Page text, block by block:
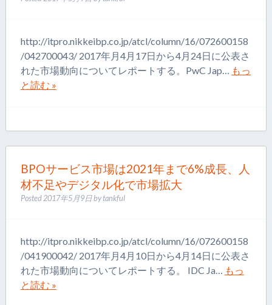
http://itpro.nikkeibp.co.jp/atcl/column/16/072600158
/042700043/ 2017年月4月17日から4月24日に公表さ
れた市場動向についてレポートする。PwC Jap…
もっ
と読む »
BPOサービス市場は2021年まで6%成長、人
材不足やデジタル化で市場拡大
Posted2017年5月9日bytankful
http://itpro.nikkeibp.co.jp/atcl/column/16/072600158
/041900042/ 2017年月4月10日から4月14日に公表さ
れた市場動向についてレポートする。 IDC Ja… もっ
と読む »